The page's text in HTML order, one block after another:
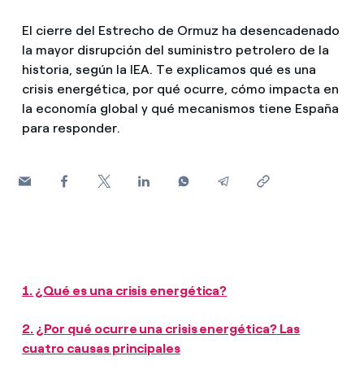
Una respuesta
El legado que seremos
Por cada kWh que ahorres, te descontamos otro
¿Cómo ver mis facturas de Endesa?
¿Cómo cambiar el titular del contrato?
Solar
Climatización
El cierre del Estrecho de Ormuz ha desencadenado
la mayor disrupción del suministro petrolero de la
historia, según la IEA. Te explicamos qué es una
crisis energética, por qué ocurre, cómo impacta en
la economía global y qué mecanismos tiene España
para responder.
1. ¿Qué es una crisis energética?
2. ¿Por qué ocurre una crisis energética? Las
cuatro causas principales